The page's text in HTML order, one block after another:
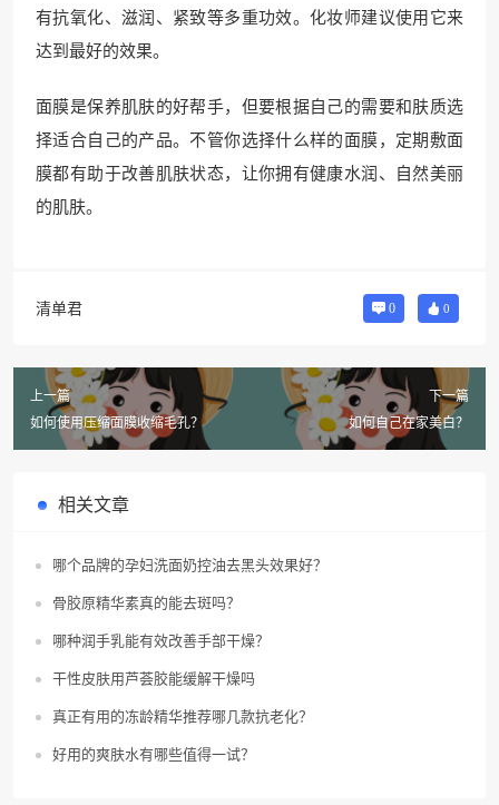
有抗氧化、滋润、紧致等多重功效。化妆师建议使用它来
达到最好的效果。
面膜是保养肌肤的好帮手，但要根据自己的需要和肤质选
择适合自己的产品。不管你选择什么样的面膜，定期敷面
膜都有助于改善肌肤状态，让你拥有健康水润、自然美丽
的肌肤。
清单君 0 0
上一篇
如何使用压缩面膜收缩毛孔？
下一篇
如何自己在家美白？
相关文章
哪个品牌的孕妇洗面奶控油去黑头效果好？
骨胶原精华素真的能去斑吗？
哪种润手乳能有效改善手部干燥？
干性皮肤用芦荟胶能缓解干燥吗
真正有用的冻龄精华推荐哪几款抗老化？
好用的爽肤水有哪些值得一试？